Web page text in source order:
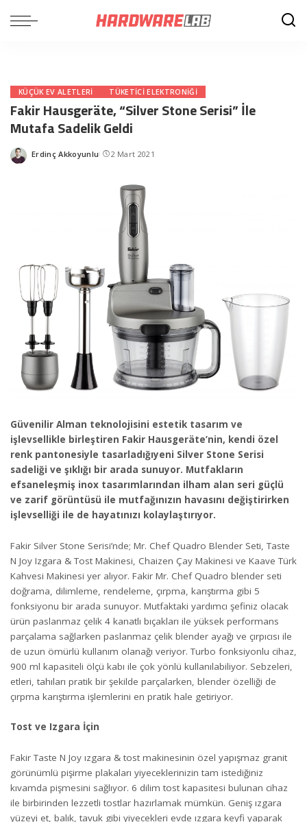
KÜÇÜK EV ALETLERI TÜKETICI ELEKTRONIĞI
Fakir Hausgeräte, “Silver Stone Serisi” İle
Mutafa Sadelik Geldi
Posted
Erdinç Akkoyunlu 2 Mart 2021
Güvenilir Alman teknolojisini estetik tasarım ve
işlevsellikle birleştiren Fakir Hausgeräte’nin, kendi özel
renk pantonesiyle tasarladığıyeni Silver Stone Serisi
sadeliği ve şıklığı bir arada sunuyor. Mutfakların
efsaneleşmiş inox tasarımlarından ilham alan seri güçlü
ve zarif görüntüsü ile mutfağınızın havasını değiştirirken
işlevselliği ile de hayatınızı kolaylaştırıyor.
Fakir Silver Stone Serisi’nde; Mr. Chef Quadro Blender Seti, Taste
N Joy Izgara & Tost Makinesi, Chaizen Çay Makinesi ve Kaave Türk
Kahvesi Makinesi yer alıyor. Fakir Mr. Chef Quadro blender seti
doğrama, dilimleme, rendeleme, çırpma, karıştırma gibi 5
fonksiyonu bir arada sunuyor. Mutfaktaki yardımcı şefiniz olacak
ürün paslanmaz çelik 4 kanatlı bıçakları ile yüksek performans
parçalama sağlarken paslanmaz çelik blender ayağı ve çırpıcısı ile
de uzun ömürlü kullanım olanağı veriyor. Turbo fonksiyonlu cihaz,
900 ml kapasiteli ölçü kabı ile çok yönlü kullanılabiliyor. Sebzeleri,
etleri, tahıları pratik bir şekilde parçalarken, blender özelliği de
çırpma karıştırma işlemlerini en pratik hale getiriyor.
Tost ve Izgara İçin
Fakir Taste N Joy ızgara & tost makinesinin özel yapışmaz granit
görünümlü pişirme plakaları yiyeceklerinizin tam istediğiniz
kıvamda pişmesini sağlıyor. 6 dilim tost kapasitesi bulunan cihaz
ile birbirinden lezzetli tostlar hazırlamak mümkün. Geniş ızgara
yüzeyi et, balık, tavuk gibi yiyecekleri evde ızgara keyfi yaparak